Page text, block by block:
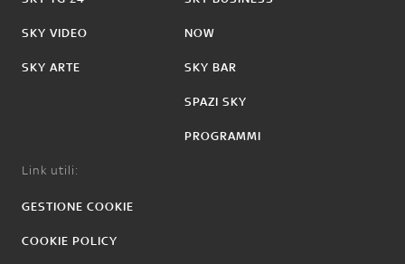
SKY VIDEO
SKY ARTE
NOW
SKY BAR
SPAZI SKY
PROGRAMMI
Link utili:
GESTIONE COOKIE
COOKIE POLICY